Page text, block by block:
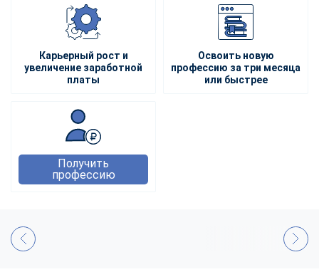
Карьерный рост и
увеличение заработной
платы
Освоить новую
профессию за три месяца
или быстрее
Получить
профессию